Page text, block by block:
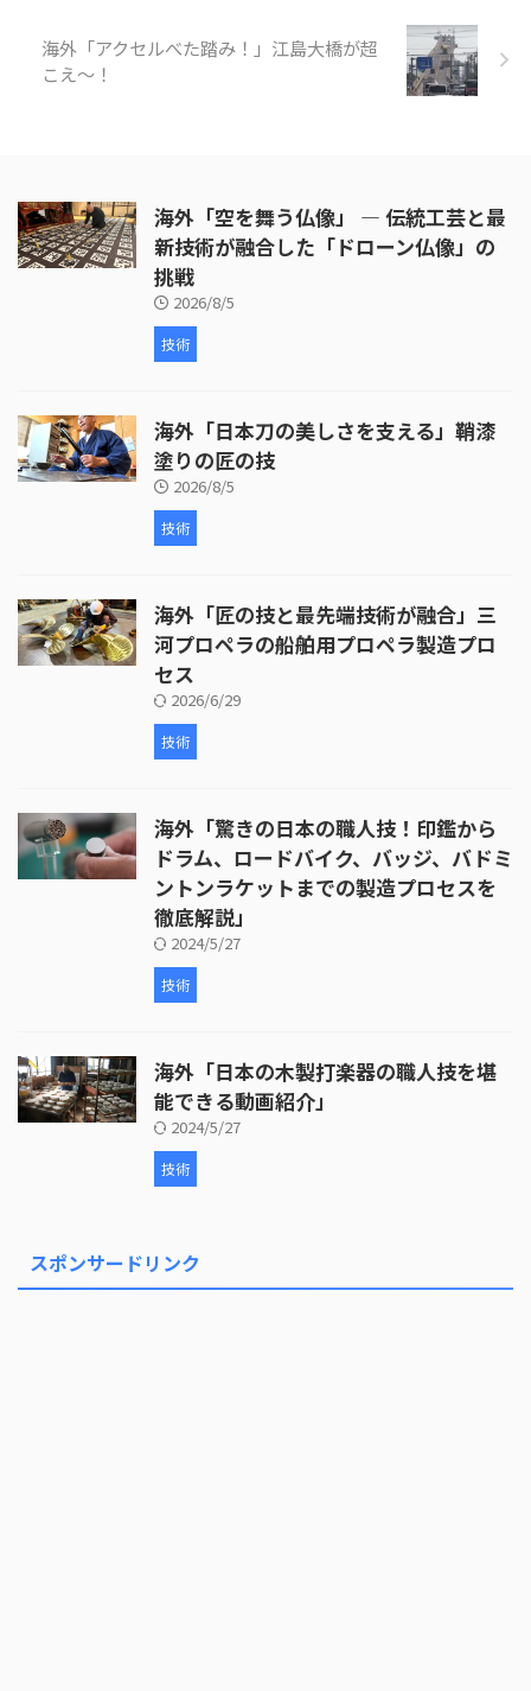
小笠原」の様子を見てみましょ
う。 引 ...
海外「アクセルべた踏み！」江島大橋が超
こえ～！
海外「空を舞う仏像」 ― 伝統工芸と最
新技術が融合した「ドローン仏像」の
挑戦
2026/8/5
技術
海外「日本刀の美しさを支える」鞘漆
塗りの匠の技
2026/8/5
技術
海外「匠の技と最先端技術が融合」三
河プロペラの船舶用プロペラ製造プロ
セス
2026/6/29
技術
海外「驚きの日本の職人技！印鑑から
ドラム、ロードバイク、バッジ、バドミ
ントンラケットまでの製造プロセスを
徹底解説」
2024/5/27
技術
海外「日本の木製打楽器の職人技を堪
能できる動画紹介」
2024/5/27
技術
スポンサードリンク